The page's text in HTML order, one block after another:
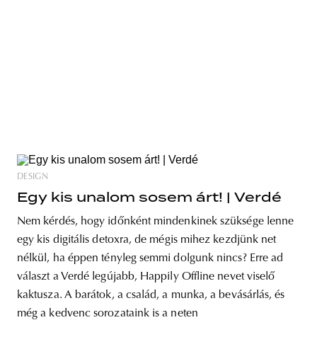
DESIGN
Egy kis unalom sosem árt! | Verdé
Nem kérdés, hogy időnként mindenkinek szüksége lenne
egy kis digitális detoxra, de mégis mihez kezdjünk net
nélkül, ha éppen tényleg semmi dolgunk nincs? Erre ad
választ a Verdé legújabb, Happily Offline nevet viselő
kaktusza. A barátok, a család, a munka, a bevásárlás, és
még a kedvenc sorozataink is a neten